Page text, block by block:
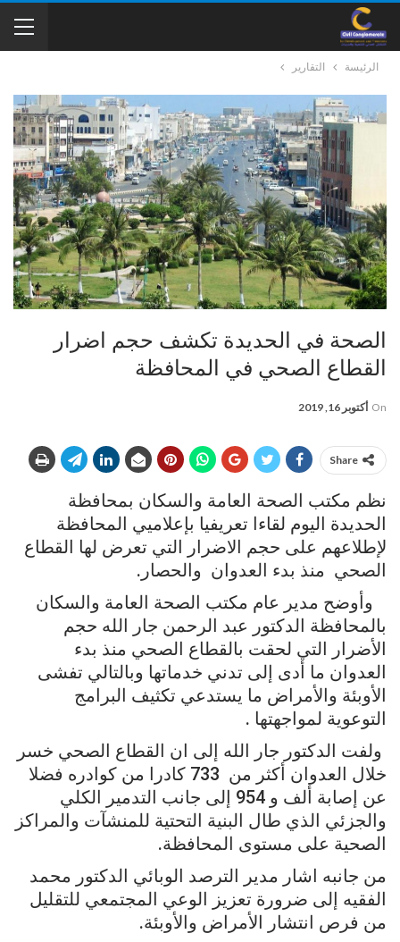
الرئيسة التقارير
الصحة في الحديدة تكشف حجم اضرار
القطاع الصحي في المحافظة
On أكتوبر 16, 2019
Share
نظم مكتب الصحة العامة والسكان بمحافظة
الحديدة اليوم لقاءا تعريفيا بإعلاميي المحافظة
لإطلاعهم على حجم الاضرار التي تعرض لها القطاع
الصحي منذ بدء العدوان والحصار.
وأوضح مدير عام مكتب الصحة العامة والسكان
بالمحافظة الدكتور عبد الرحمن جار الله حجم
الأضرار التي لحقت بالقطاع الصحي منذ بدء
العدوان ما أدى إلى تدني خدماتها وبالتالي تفشى
الأوبئة والأمراض ما يستدعي تكثيف البرامج
التوعوية لمواجهتها .
ولفت الدكتور جار الله إلى ان القطاع الصحي خسر
خلال العدوان أكثر من 733 كادرا من كوادره فضلا
عن إصابة ألف و 954 إلى جانب التدمير الكلي
والجزئي الذي طال البنية التحتية للمنشآت والمراكز
الصحية على مستوى المحافظة.
من جانبه اشار مدير الترصد الوبائي الدكتور محمد
الفقيه إلى ضرورة تعزيز الوعي المجتمعي للتقليل
من فرص انتشار الأمراض والأوبئة.